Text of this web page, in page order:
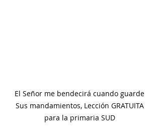
El Señor me bendecirá cuando guarde
Sus mandamientos, Lección GRATUITA
para la primaria SUD